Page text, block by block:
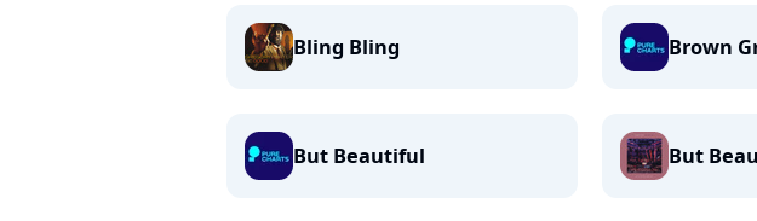
Bling Bling Brown
But Beautiful But